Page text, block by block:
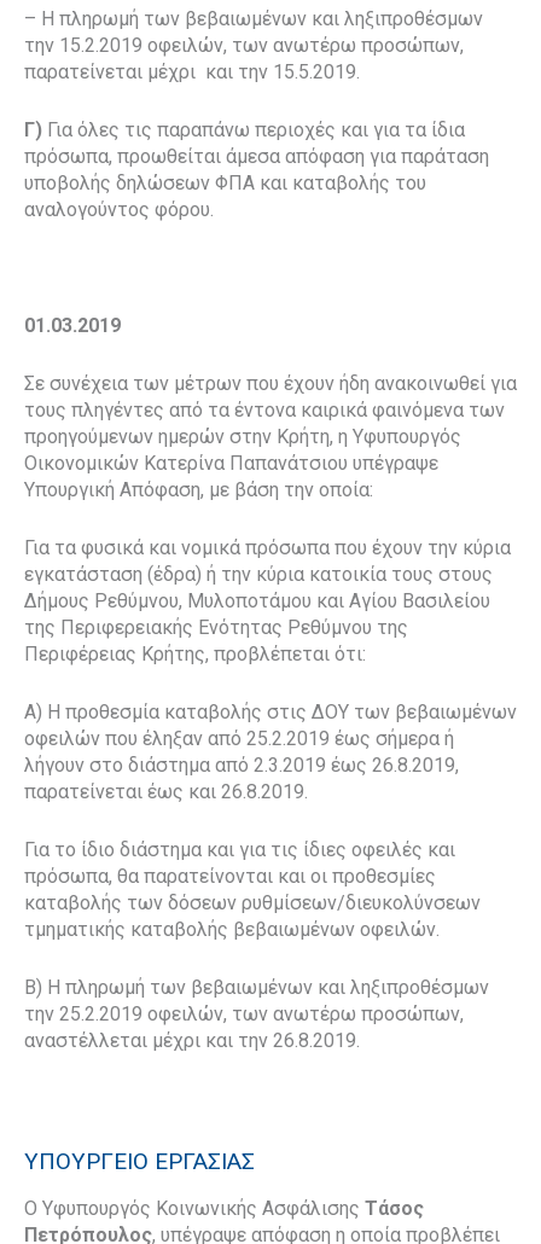
– Η πληρωμή των βεβαιωμένων και ληξιπροθέσμων
την 15.2.2019 οφειλών, των ανωτέρω προσώπων,
παρατείνεται μέχρι και την 15.5.2019.
Γ) Για όλες τις παραπάνω περιοχές και για τα ίδια
πρόσωπα, προωθείται άμεσα απόφαση για παράταση
υποβολής δηλώσεων ΦΠΑ και καταβολής του
αναλογούντος φόρου.
01.03.2019
Σε συνέχεια των μέτρων που έχουν ήδη ανακοινωθεί για
τους πληγέντες από τα έντονα καιρικά φαινόμενα των
προηγούμενων ημερών στην Κρήτη, η Υφυπουργός
Οικονομικών Κατερίνα Παπανάτσιου υπέγραψε
Υπουργική Απόφαση, με βάση την οποία:
Για τα φυσικά και νομικά πρόσωπα που έχουν την κύρια
εγκατάσταση (έδρα) ή την κύρια κατοικία τους στους
Δήμους Ρεθύμνου, Μυλοποτάμου και Αγίου Βασιλείου
της Περιφερειακής Ενότητας Ρεθύμνου της
Περιφέρειας Κρήτης, προβλέπεται ότι:
Α) Η προθεσμία καταβολής στις ΔΟΥ των βεβαιωμένων
οφειλών που έληξαν από 25.2.2019 έως σήμερα ή
λήγουν στο διάστημα από 2.3.2019 έως 26.8.2019,
παρατείνεται έως και 26.8.2019.
Για το ίδιο διάστημα και για τις ίδιες οφειλές και
πρόσωπα, θα παρατείνονται και οι προθεσμίες
καταβολής των δόσεων ρυθμίσεων/διευκολύνσεων
τμηματικής καταβολής βεβαιωμένων οφειλών.
Β) Η πληρωμή των βεβαιωμένων και ληξιπροθέσμων
την 25.2.2019 οφειλών, των ανωτέρω προσώπων,
αναστέλλεται μέχρι και την 26.8.2019.
ΥΠΟΥΡΓΕΙΟ ΕΡΓΑΣΙΑΣ
Ο Υφυπουργός Κοινωνικής Ασφάλισης Τάσος
Πετρόπουλος, υπέγραψε απόφαση η οποία προβλέπει